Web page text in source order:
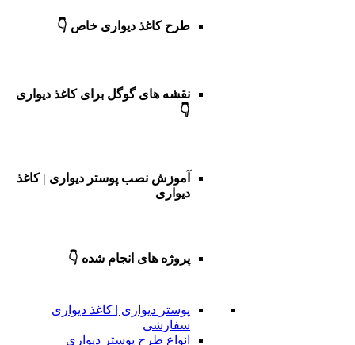
طرح کاغذ دیواری خاص 👇
نقشه های گوگل برای کاغذ دیواری
👇
آموزش نصب پوستر دیواری | کاغذ
دیواری
پروژه های انجام شده 👇
پوستر دیواری | کاغذ دیواری
سفارشی
انواع طرح پوستر دیواری